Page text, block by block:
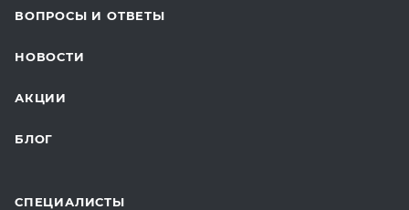
ДЛЯ БУДУЩИХ МАМ
ВОПРОСЫ И ОТВЕТЫ
НОВОСТИ
АКЦИИ
БЛОГ
СПЕЦИАЛИСТЫ